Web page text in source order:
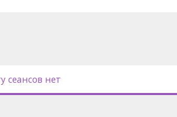
сеансов нет